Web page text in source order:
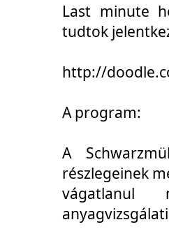
Last minute
tudtok
http://
A program:
A
részlegeinek
vágatlanul